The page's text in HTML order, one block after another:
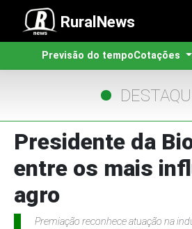
RuralNews
Previsão do tempoCotações
Presidente da
entre os mais
agro
Premiação reconhece atuação na